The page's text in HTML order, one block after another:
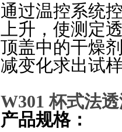
通过温控系统
上升，使测定
顶盖中的干燥
减变化求出试
W301杯式法
产品规格：